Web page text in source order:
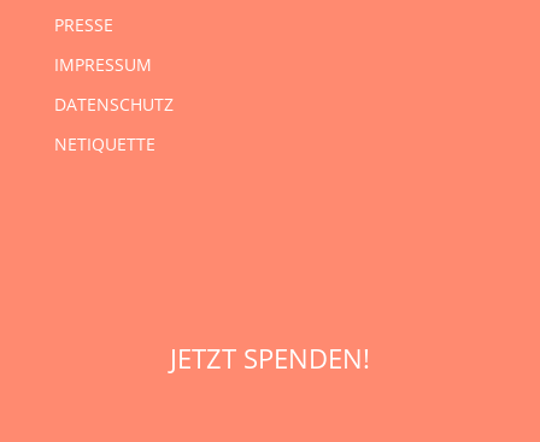
PRESSE
IMPRESSUM
DATENSCHUTZ
NETIQUETTE
JETZT SPENDEN!